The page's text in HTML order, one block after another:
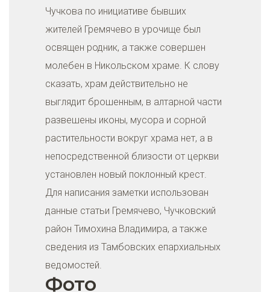
Чучкова по инициативе бывших
жителей Гремячево в урочище был
освящен родник, а также совершен
молебен в Никольском храме. К слову
сказать, храм действительно не
выглядит брошенным, в алтарной части
развешены иконы, мусора и сорной
растительности вокруг храма нет, а в
непосредственной близости от церкви
установлен новый поклонный крест.
Для написания заметки использован
данные статьи Гремячево, Чучковский
район Тимохина Владимира, а также
сведения из Тамбовских епархиальных
ведомостей.
Фото